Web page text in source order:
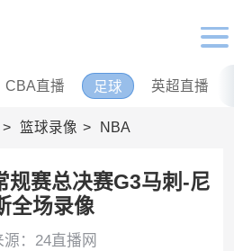
CBA直播 足球 英超直播
篮球录像 NBA
规赛总决赛G3马刺-尼
全场录像
源：24直播网